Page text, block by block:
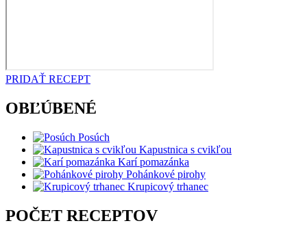
PRIDAŤ RECEPT
OBĽÚBENÉ
Posúch
Kapustnica s cvikľou
Karí pomazánka
Pohánkové pirohy
Krupicový trhanec
POČET RECEPTOV